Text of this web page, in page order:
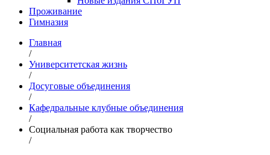
Проживание
Гимназия
Главная
/
Университетская жизнь
/
Досуговые объединения
/
Кафедральные клубные объединения
/
Социальная работа как творчество
/